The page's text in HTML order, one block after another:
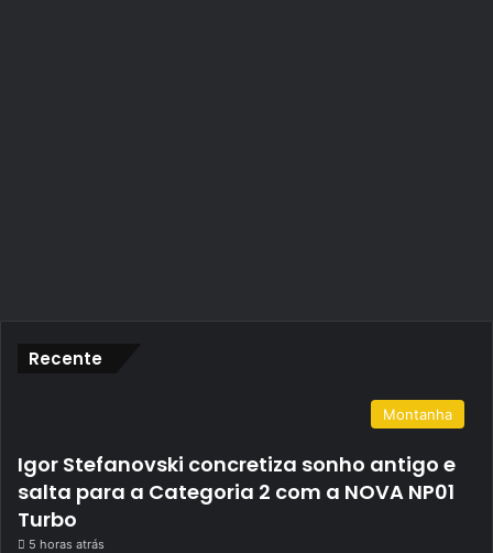
Recente
Montanha
Igor Stefanovski concretiza sonho antigo e
salta para a Categoria 2 com a NOVA NP01
Turbo
5 horas atrás